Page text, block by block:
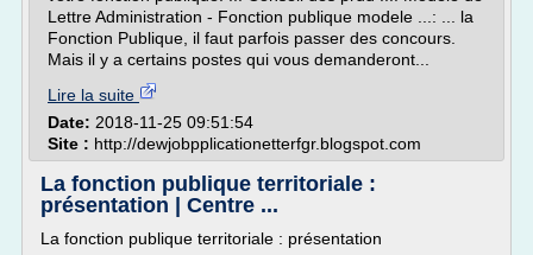
Lettre Administration - Fonction publique modele ...: ... la
Fonction Publique, il faut parfois passer des concours.
Mais il y a certains postes qui vous demanderont...
Lire la suite
Date: 2018-11-25 09:51:54
Site : http://dewjobpplicationetterfgr.blogspot.com
La fonction publique territoriale :
présentation | Centre ...
La fonction publique territoriale : présentation